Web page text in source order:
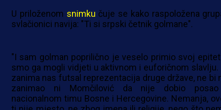
U priloženom snimku čuje se kako raspoložena
svlačionici navija: "Ti si srpski četnik golmane".
"I sam golman poprilično je veselo primio svoj
smo ga mogli vidjeti u aktivnom i euforičnom slavlju.
zanima nas futsal reprezentacija druge države, ne bi
zanimao ni Momčilović da nije dobio
nacionalnom timu Bosne i Hercegovine. Nemanja,